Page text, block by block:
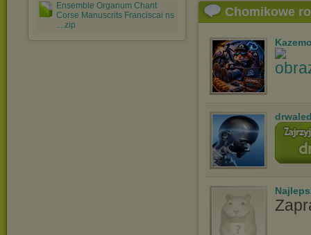
Ensemble Organum Chant
Corse Manuscrits Franciscai ns
....zip
Chomikowe